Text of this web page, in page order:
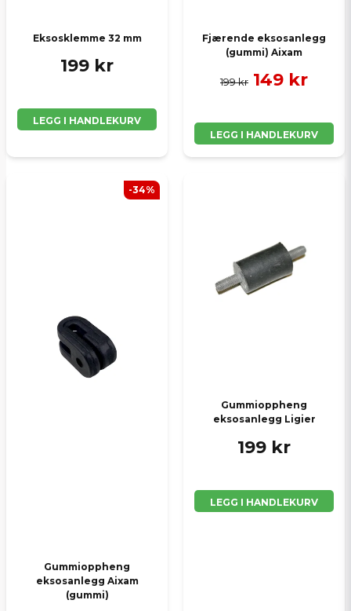
Eksosklemme 32 mm
199 kr
LEGG I HANDLEKURV
Fjærende eksosanlegg
(gummi) Aixam
199 kr 149 kr
LEGG I HANDLEKURV
Gummioppheng
eksosanlegg Aixam
(gummi)
-34%
Gummioppheng
eksosanlegg Ligier
199 kr
LEGG I HANDLEKURV